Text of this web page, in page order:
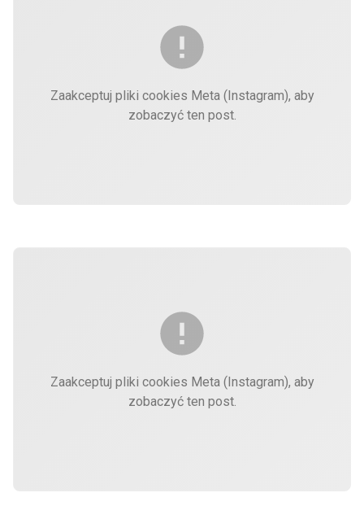
Zaakceptuj pliki cookies Meta (Instagram), aby
zobaczyć ten post.
Zaakceptuj pliki cookies Meta (Instagram), aby
zobaczyć ten post.